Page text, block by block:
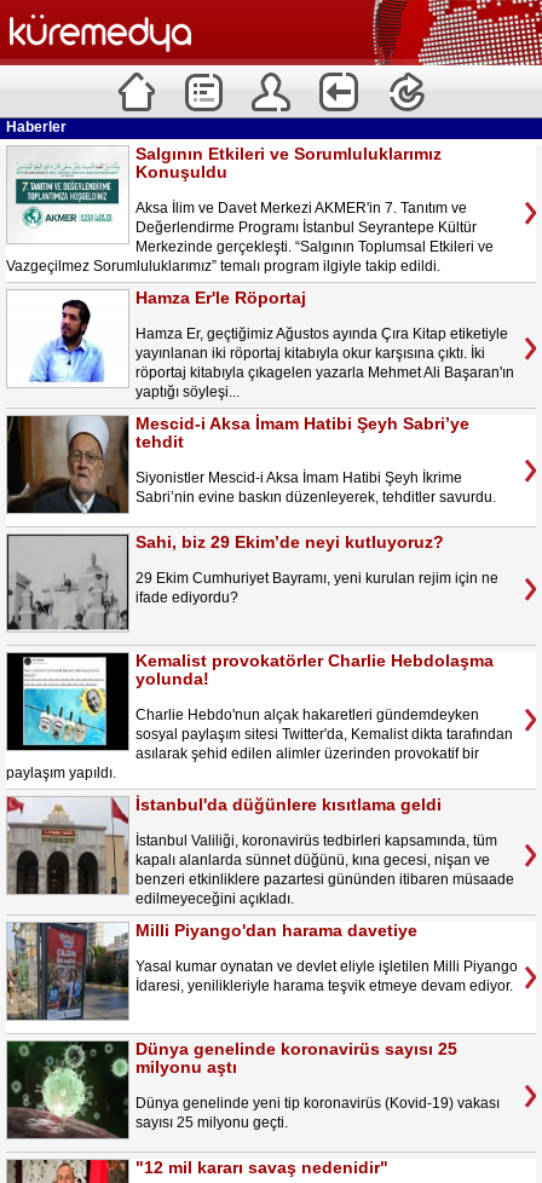
Haberler
Salgının Etkileri ve Sorumluluklarımız
Konuşuldu
Aksa İlim ve Davet Merkezi AKMER'in 7. Tanıtım ve
Değerlendirme Programı İstanbul Seyrantepe Kültür
Merkezinde gerçekleşti. “Salgının Toplumsal Etkileri ve
Vazgeçilmez Sorumluluklarımız” temalı program ilgiyle takip edildi.
Hamza Er'le Röportaj
Hamza Er, geçtiğimiz Ağustos ayında Çıra Kitap etiketiyle
yayınlanan iki röportaj kitabıyla okur karşısına çıktı. İki
röportaj kitabıyla çıkagelen yazarla Mehmet Ali Başaran'ın
yaptığı söyleşi...
Mescid-i Aksa İmam Hatibi Şeyh Sabri’ye
tehdit
Siyonistler Mescid-i Aksa İmam Hatibi Şeyh İkrime
Sabri’nin evine baskın düzenleyerek, tehditler savurdu.
Sahi, biz 29 Ekim’de neyi kutluyoruz?
29 Ekim Cumhuriyet Bayramı, yeni kurulan rejim için ne
ifade ediyordu?
Kemalist provokatörler Charlie Hebdolaşma
yolunda!
Charlie Hebdo'nun alçak hakaretleri gündemdeyken
sosyal paylaşım sitesi Twitter'da, Kemalist dikta tarafından
asılarak şehid edilen alimler üzerinden provokatif bir
paylaşım yapıldı.
İstanbul'da düğünlere kısıtlama geldi
İstanbul Valiliği, koronavirüs tedbirleri kapsamında, tüm
kapalı alanlarda sünnet düğünü, kına gecesi, nişan ve
benzeri etkinliklere pazartesi gününden itibaren müsaade
edilmeyeceğini açıkladı.
Milli Piyango'dan harama davetiye
Yasal kumar oynatan ve devlet eliyle işletilen Milli Piyango
İdaresi, yenilikleriyle harama teşvik etmeye devam ediyor.
Dünya genelinde koronavirüs sayısı 25
milyonu aştı
Dünya genelinde yeni tip koronavirüs (Kovid-19) vakası
sayısı 25 milyonu geçti.
"12 mil kararı savaş nedenidir"